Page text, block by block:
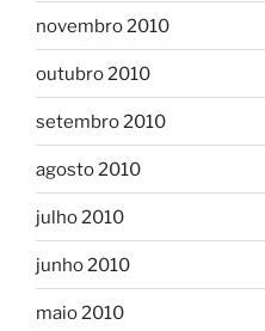
novembro 2010
outubro 2010
setembro 2010
agosto 2010
julho 2010
junho 2010
maio 2010